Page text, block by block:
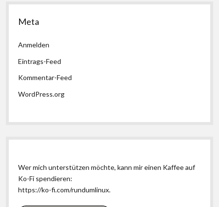
Meta
Anmelden
Eintrags-Feed
Kommentar-Feed
WordPress.org
Wer mich unterstützen möchte, kann mir einen Kaffee auf
Ko-Fi spendieren:
https://ko-fi.com/rundumlinux.